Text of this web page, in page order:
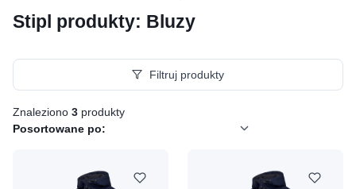
Stipl produkty: Bluzy
Filtruj produkty
Znaleziono 3 produkty
Posortowane po: